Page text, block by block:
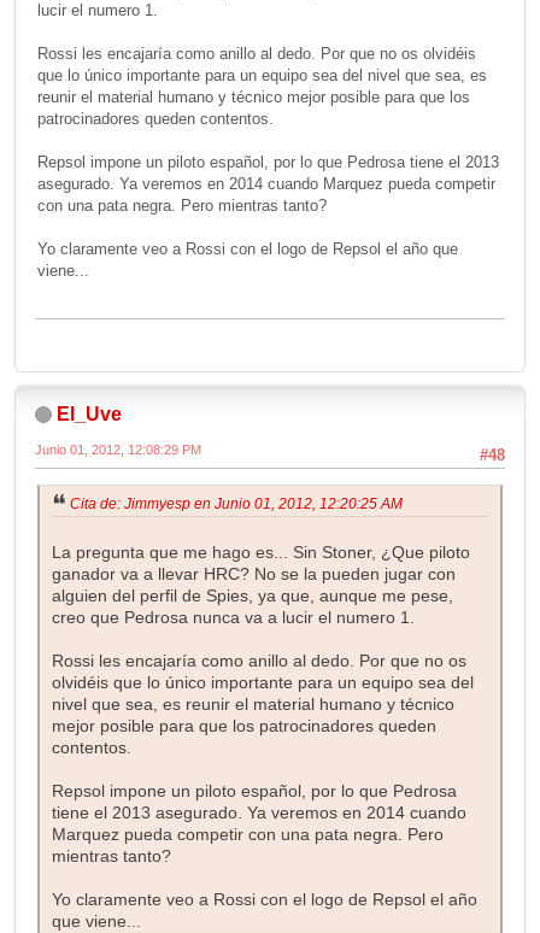
lucir el numero 1.
Rossi les encajaría como anillo al dedo. Por que no os olvidéis
que lo único importante para un equipo sea del nivel que sea, es
reunir el material humano y técnico mejor posible para que los
patrocinadores queden contentos.
Repsol impone un piloto español, por lo que Pedrosa tiene el 2013
asegurado. Ya veremos en 2014 cuando Marquez pueda competir
con una pata negra. Pero mientras tanto?
Yo claramente veo a Rossi con el logo de Repsol el año que
viene...
El_Uve
#48
Junio 01, 2012, 12:08:29 PM
Cita de: Jimmyesp en Junio 01, 2012, 12:20:25 AM
La pregunta que me hago es... Sin Stoner, ¿Que piloto
ganador va a llevar HRC? No se la pueden jugar con
alguien del perfil de Spies, ya que, aunque me pese,
creo que Pedrosa nunca va a lucir el numero 1.
Rossi les encajaría como anillo al dedo. Por que no os
olvidéis que lo único importante para un equipo sea del
nivel que sea, es reunir el material humano y técnico
mejor posible para que los patrocinadores queden
contentos.
Repsol impone un piloto español, por lo que Pedrosa
tiene el 2013 asegurado. Ya veremos en 2014 cuando
Marquez pueda competir con una pata negra. Pero
mientras tanto?
Yo claramente veo a Rossi con el logo de Repsol el año
que viene...